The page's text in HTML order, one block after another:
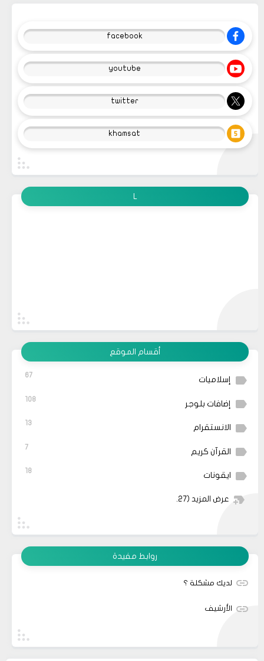
facebook
youtube
twitter
khamsat
L
أقسام الموقع
إسلاميات 67
إضافات بلوجر 108
الانستقرام 13
القرآن كريم 7
ايقونات 18
عرض المزيد (27)
روابط مفيدة
لديك مشكلة ؟
الأرشيف